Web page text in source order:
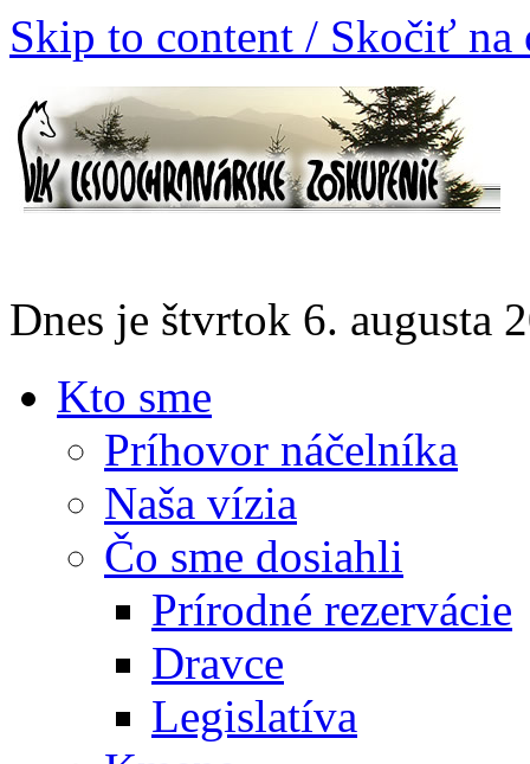
Skip to content / Skočiť na
Dnes je štvrtok 6. augusta
Kto sme
Príhovor náčelníka
Naša vízia
Čo sme dosiahli
Prírodné rezervácie
Dravce
Legislatíva